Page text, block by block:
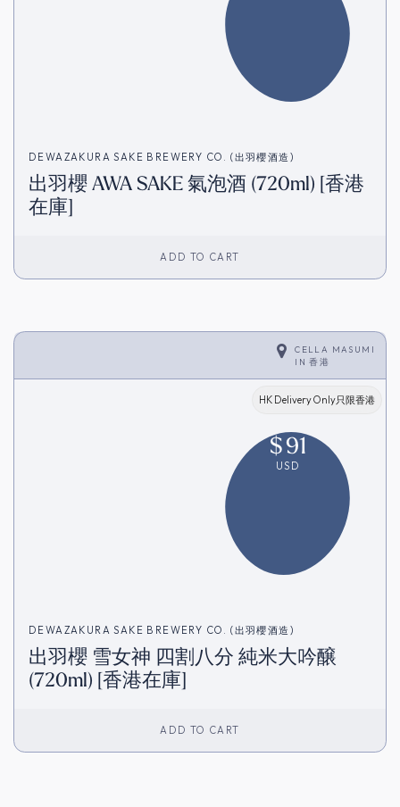
DEWAZAKURA SAKE BREWERY CO. (出羽櫻酒造)
出羽櫻 AWA SAKE 氣泡酒 (720ml) [香港
在庫]
ADD TO CART
CELLA MASUMI
IN香港
HK Delivery Only只限香港
$91
USD
DEWAZAKURA SAKE BREWERY CO. (出羽櫻酒造)
出羽櫻 雪女神 四割八分 純米大吟醸
(720ml) [香港在庫]
ADD TO CART